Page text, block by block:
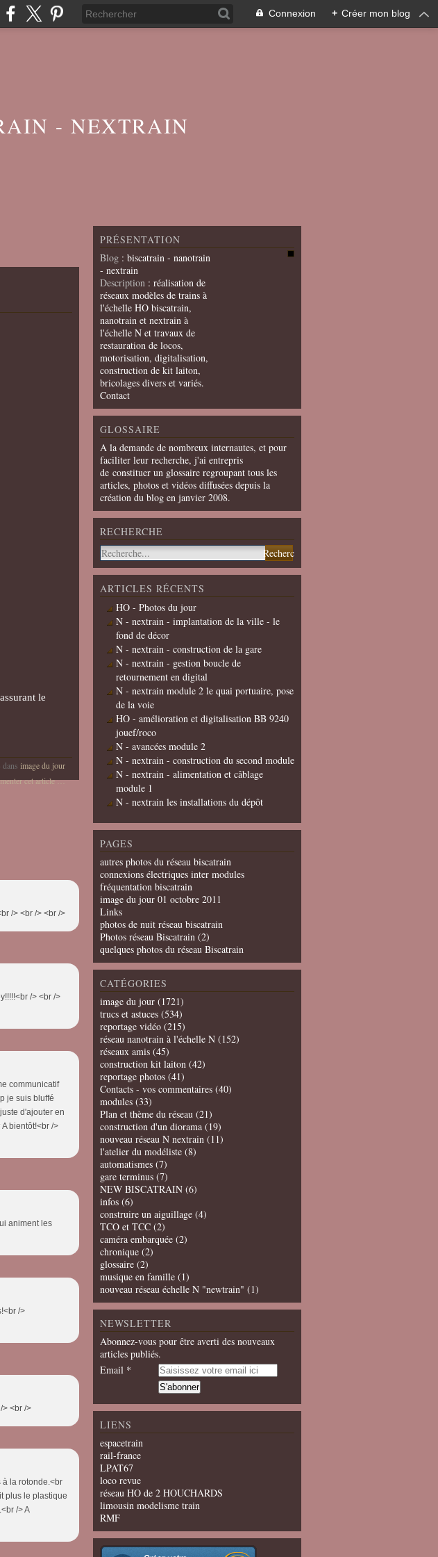
Connexion + Créer mon blog
- NEXTRAIN
le
dans image du jour
cet article…
/> <br /> <br />
/> <br />
communicatif
je suis bluffé
d'ajouter en
bientôt!<br />
animent les
/>
> <br />
à la rotonde.<br
plus le plastique
/> A
PRÉSENTATION
Blog : biscatrain - nanotrain
- nextrain
Description : réalisation de
réseaux modèles de trains à
l'échelle HO biscatrain,
nanotrain et nextrain à
l'échelle N et travaux de
restauration de locos,
motorisation, digitalisation,
construction de kit laiton,
bricolages divers et variés.
Contact
GLOSSAIRE
A la demande de nombreux internautes, et pour
faciliter leur recherche, j'ai entrepris
de constituer un glossaire regroupant tous les
articles, photos et vidéos diffusées depuis la
création du blog en janvier 2008.
RECHERCHE
ARTICLES RÉCENTS
HO - Photos du jour
N - nextrain - implantation de la ville - le
fond de décor
N - nextrain - construction de la gare
N - nextrain - gestion boucle de
retournement en digital
N - nextrain module 2 le quai portuaire, pose
de la voie
HO - amélioration et digitalisation BB 9240
jouef/roco
N - avancées module 2
N - nextrain - construction du second module
N - nextrain - alimentation et câblage
module 1
N - nextrain les installations du dépôt
PAGES
autres photos du réseau biscatrain
connexions électriques inter modules
fréquentation biscatrain
image du jour 01 octobre 2011
Links
photos de nuit réseau biscatrain
Photos réseau Biscatrain (2)
quelques photos du réseau Biscatrain
CATÉGORIES
image du jour (1721)
trucs et astuces (534)
reportage vidéo (215)
réseau nanotrain à l'échelle N (152)
réseaux amis (45)
construction kit laiton (42)
reportage photos (41)
Contacts - vos commentaires (40)
modules (33)
Plan et thème du réseau (21)
construction d'un diorama (19)
nouveau réseau N nextrain (11)
l'atelier du modéliste (8)
automatismes (7)
gare terminus (7)
NEW BISCATRAIN (6)
infos (6)
construire un aiguillage (4)
TCO et TCC (2)
caméra embarquée (2)
chronique (2)
glossaire (2)
musique en famille (1)
nouveau réseau échelle N "newtrain" (1)
NEWSLETTER
Abonnez-vous pour être averti des nouveaux
articles publiés.
Email
LIENS
espacetrain
rail-france
LPAT67
loco revue
réseau HO de 2 HOUCHARDS
limousin modelisme train
RMF